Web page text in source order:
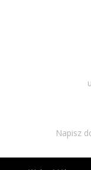
Napisz